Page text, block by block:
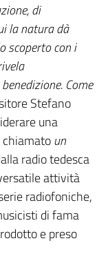
di
la natura dà
scoperto con i
Come
Stefano
una
un
radio tedesca
attività
radiofoniche,
di fama
e preso